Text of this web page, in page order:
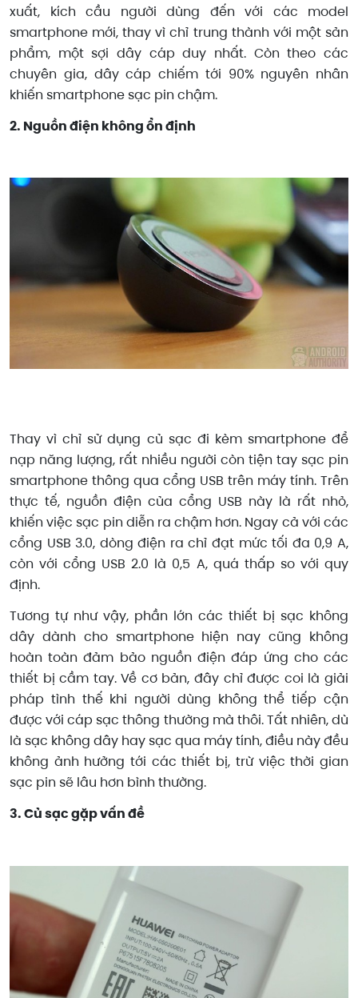
xuất, kích cầu người dùng đến với các model
smartphone mới, thay vì chỉ trung thành với một sản
phẩm, một sợi dây cáp duy nhất. Còn theo các
chuyên gia, dây cáp chiếm tới 90% nguyên nhân
khiến smartphone sạc pin chậm.​
2. Nguồn điện không ổn định
Thay vì chỉ sử dụng củ sạc đi kèm smartphone để
nạp năng lượng, rất nhiều người còn tiện tay sạc pin
smartphone thông qua cổng USB trên máy tính. Trên
thực tế, nguồn điện của cổng USB này là rất nhỏ,
khiến việc sạc pin diễn ra chậm hơn. Ngay cả với các
cổng USB 3.0, dòng điện ra chỉ đạt mức tối đa 0,9 A,
còn với cổng USB 2.0 là 0,5 A, quá thấp so với quy
định.
Tương tự như vậy, phần lớn các thiết bị sạc không
dây dành cho smartphone hiện nay cũng không
hoàn toàn đảm bảo nguồn điện đáp ứng cho các
thiết bị cầm tay. Về cơ bản, đây chỉ được coi là giải
pháp tình thế khi người dùng không thể tiếp cận
được với cáp sạc thông thường mà thôi. Tất nhiên, dù
là sạc không dây hay sạc qua máy tính, điều này đều
không ảnh hưởng tới các thiết bị, trừ việc thời gian
sạc pin sẽ lâu hơn bình thường.
3. Củ sạc gặp vấn đề​